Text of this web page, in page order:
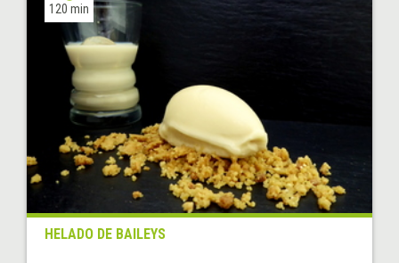
120 min
HELADO DE BAILEYS